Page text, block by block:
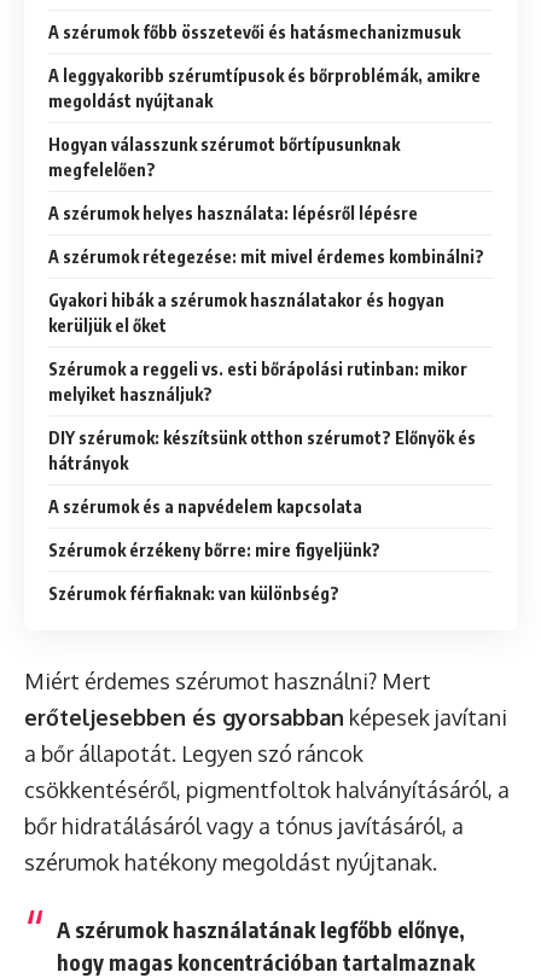
A szérumok főbb összetevői és hatásmechanizmusuk
A leggyakoribb szérumtípusok és bőrproblémák, amikre
megoldást nyújtanak
Hogyan válasszunk szérumot bőrtípusunknak
megfelelően?
A szérumok helyes használata: lépésről lépésre
A szérumok rétegezése: mit mivel érdemes kombinálni?
Gyakori hibák a szérumok használatakor és hogyan
kerüljük el őket
Szérumok a reggeli vs. esti bőrápolási rutinban: mikor
melyiket használjuk?
DIY szérumok: készítsünk otthon szérumot? Előnyök és
hátrányok
A szérumok és a napvédelem kapcsolata
Szérumok érzékeny bőrre: mire figyeljünk?
Szérumok férfiaknak: van különbség?
Miért érdemes szérumot használni? Mert
erőteljesebben és gyorsabban képesek javítani
a bőr állapotát. Legyen szó ráncok
csökkentéséről, pigmentfoltok halványításáról, a
bőr hidratálásáról vagy a tónus javításáról, a
szérumok hatékony megoldást nyújtanak.
A szérumok használatának legfőbb előnye,
hogy magas koncentrációban tartalmaznak